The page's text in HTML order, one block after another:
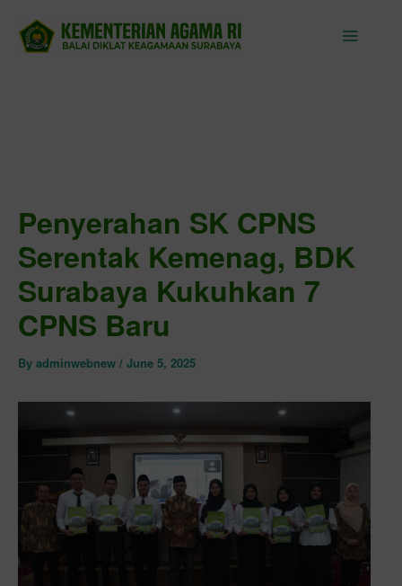
content
Penyerahan SK CPNS
Serentak Kemenag, BDK
Surabaya Kukuhkan 7
CPNS Baru
By adminwebnew / June 5, 2025